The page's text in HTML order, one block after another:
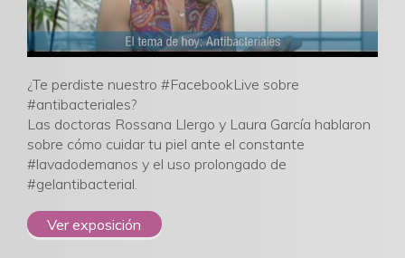
¿Te perdiste nuestro #FacebookLive sobre
#antibacteriales?
Las doctoras Rossana Llergo y Laura García hablaron
sobre cómo cuidar tu piel ante el constante
#lavadodemanos y el uso prolongado de
#gelantibacterial.
Ver exposición